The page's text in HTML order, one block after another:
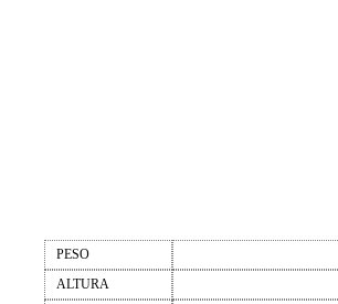
PESO
ALTURA